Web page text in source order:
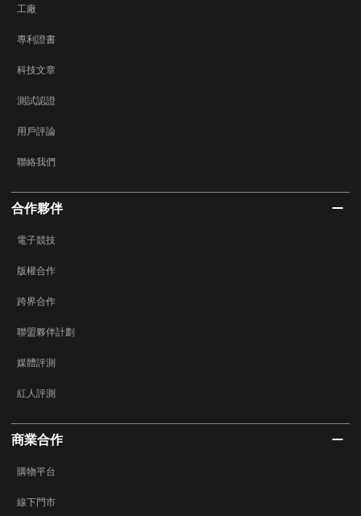
工廠
專利證書
科技文章
測試認證
用戶評論
聯絡我們
合作夥伴
電子競技
版權合作
跨界合作
聯盟夥伴計劃
媒體評測
紅人評測
商業合作
購物平台
線下門市